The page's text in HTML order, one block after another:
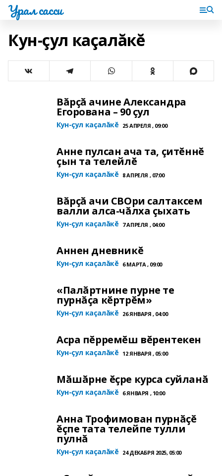
Урал сасси
Кун-çул каçалăкĕ
Вăрçă ачине Александра
Егорована – 90 çул
Кун-çул каçалăкĕ 25 АПРЕЛЯ , 09:00
Анне пулсан ача та, çитĕннĕ
çын та телейлĕ
Кун-çул каçалăкĕ 8 АПРЕЛЯ , 07:00
Вăрçă ачи СВОри салтаксем
валли алса-чăлха çыхать
Кун-çул каçалăкĕ 7 АПРЕЛЯ , 04:00
Аннен дневникĕ
Кун-çул каçалăкĕ 6 МАРТА , 09:00
«Палăртнине пурне те
пурнăçа кĕртрĕм»
Кун-çул каçалăкĕ 26 ЯНВАРЯ , 04:00
Асра пĕрремĕш вĕрентекен
Кун-çул каçалăкĕ 12 ЯНВАРЯ , 05:00
Мăшăрне ĕçре курса суйланă
Кун-çул каçалăкĕ 6 ЯНВАРЯ , 10:00
Анна Трофимован пурнăçĕ
ĕçпе тата телейпе тулли
пулнă
Кун-çул каçалăкĕ 24 ДЕКАБРЯ 2025, 05:00